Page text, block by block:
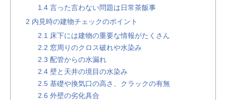
1.4 言った言わない問題は日常茶飯事
2 内見時の建物チェックのポイント
2.1 床下には建物の重要な情報がたくさん
2.2 窓周りのクロス破れや水染み
2.3 配管からの水漏れ
2.4 壁と天井の境目の水染み
2.5 基礎や換気口の高さ、クラックの有無
2.6 外壁の劣化具合